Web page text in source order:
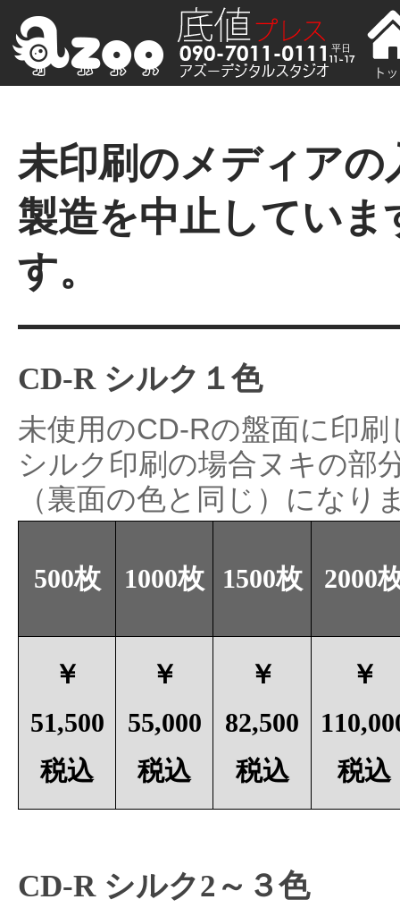
未印刷のメディア
製造を中止してい
す。
CD-R シルク１色
未使用のCD-Rの盤面に印刷
シルク印刷の場合ヌキの部
（裏面の色と同じ）になり
500枚 1000枚 1500枚 2000
￥
51,500
税込
￥
55,000
税込
￥
82,500
税込
￥
税込
CD-R シルク2～３色